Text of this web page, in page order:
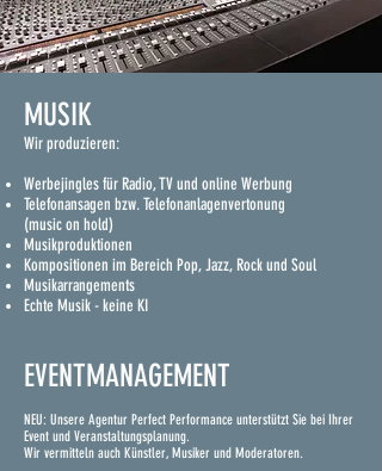
MUSIK
Wir produzieren:
Werbejingles für Radio, TV und online Werbung
Telefonansagen bzw. Telefonanlagenvertonung
(music on hold)
Musikproduktionen
Kompositionen im Bereich Pop, Jazz, Rock und Soul
Musikarrangements
Echte Musik - keine KI
EVENTMANAGEMENT
NEU: Unsere Agentur Perfect Performance unterstützt Sie bei Ihrer
Event und Veranstaltungsplanung.
Wir vermitteln auch Künstler, Musiker und Moderatoren.